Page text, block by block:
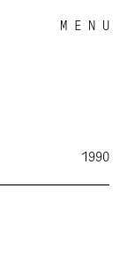
M E N U
1990